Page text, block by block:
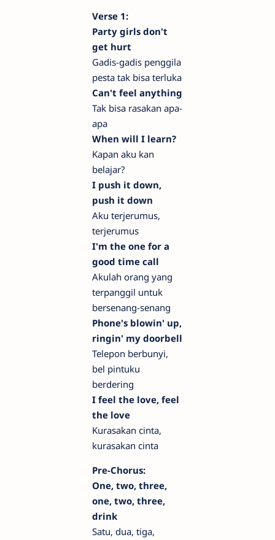
Verse 1:
Party girls don't
get hurt
Gadis-gadis penggila
pesta tak bisa terluka
Can't feel anything
Tak bisa rasakan apa-
apa
When will I learn?
Kapan aku kan
belajar?
I push it down,
push it down
Aku terjerumus,
terjerumus
I'm the one for a
good time call
Akulah orang yang
terpanggil untuk
bersenang-senang
Phone's blowin' up,
ringin' my doorbell
Telepon berbunyi,
bel pintuku
berdering
I feel the love, feel
the love
Kurasakan cinta,
kurasakan cinta
Pre-Chorus:
One, two, three,
one, two, three,
drink
Satu, dua, tiga,